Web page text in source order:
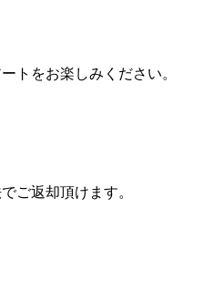
トをお楽しみください。
ご返却頂けます。